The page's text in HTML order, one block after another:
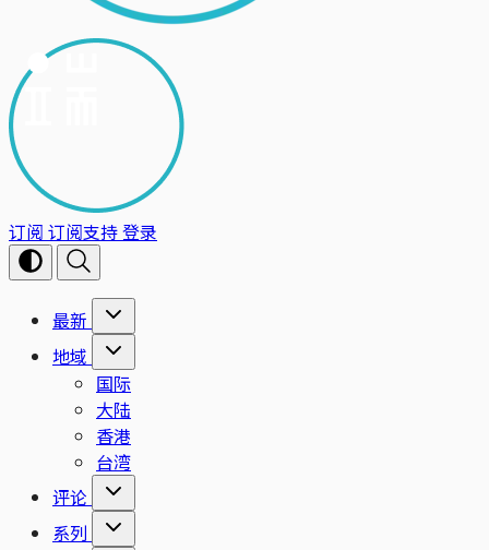
订阅 订阅支持登录
最新
地域
国际
大陆
香港
台湾
评论
系列